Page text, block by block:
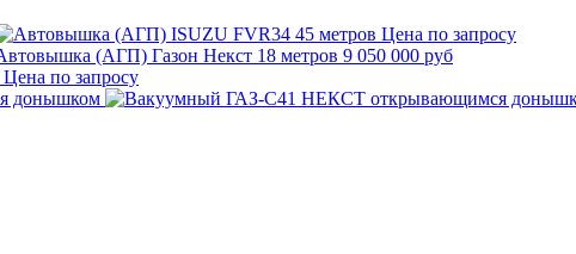
Цена по запросу
9 050 000 руб
Цена по запросу
донышком